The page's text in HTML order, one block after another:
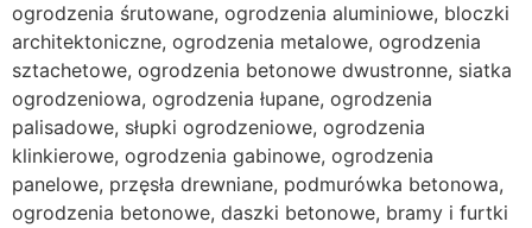
ogrodzenia śrutowane, ogrodzenia aluminiowe, bloczki
architektoniczne, ogrodzenia metalowe, ogrodzenia
sztachetowe, ogrodzenia betonowe dwustronne, siatka
ogrodzeniowa, ogrodzenia łupane, ogrodzenia
palisadowe, słupki ogrodzeniowe, ogrodzenia
klinkierowe, ogrodzenia gabinowe, ogrodzenia
panelowe, przęsła drewniane, podmurówka betonowa,
ogrodzenia betonowe, daszki betonowe, bramy i furtki